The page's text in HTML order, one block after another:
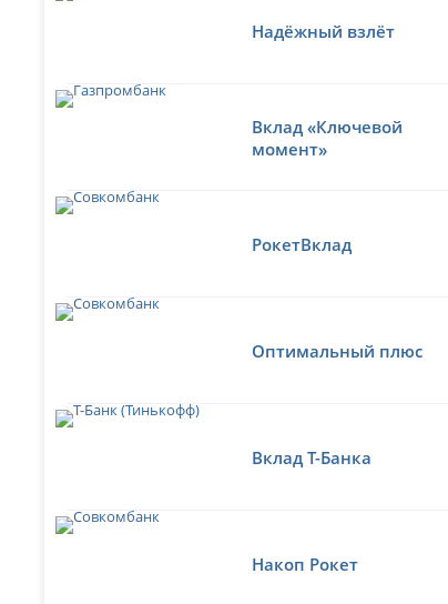
Надёжный взлёт
Вклад «Ключевой
момент»
РокетВклад
Оптимальный плюс
Вклад Т-Банка
Накоп Рокет